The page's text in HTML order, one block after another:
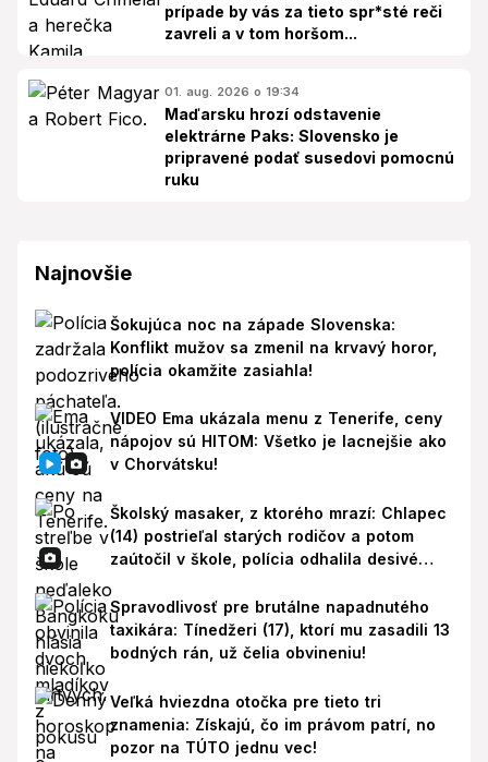
prípade by vás za tieto spr*sté reči
zavreli a v tom horšom...
01. aug. 2026 o 19:34
Maďarsku hrozí odstavenie
elektrárne Paks: Slovensko je
pripravené podať susedovi pomocnú
ruku
Najnovšie
Šokujúca noc na západe Slovenska:
Konflikt mužov sa zmenil na krvavý horor,
polícia okamžite zasiahla!
VIDEO Ema ukázala menu z Tenerife, ceny
nápojov sú HITOM: Všetko je lacnejšie ako
v Chorvátsku!
Školský masaker, z ktorého mrazí: Chlapec
(14) postrieľal starých rodičov a potom
zaútočil v škole, polícia odhalila desivé
Spravodlivosť pre brutálne napadnutého
taxikára: Tínedžeri (17), ktorí mu zasadili 13
bodných rán, už čelia obvineniu!
Veľká hviezdna otočka pre tieto tri
znamenia: Získajú, čo im právom patrí, no
pozor na TÚTO jednu vec!